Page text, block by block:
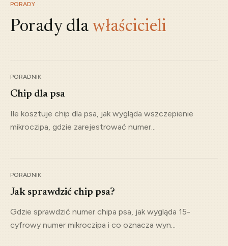
PORADY
Porady dla właścicieli
PORADNIK
Chip dla psa
Ile kosztuje chip dla psa, jak wygląda wszczepienie
mikroczipa, gdzie zarejestrować numer...
PORADNIK
Jak sprawdzić chip psa?
Gdzie sprawdzić numer chipa psa, jak wygląda 15-
cyfrowy numer mikroczipa i co oznacza wyn...